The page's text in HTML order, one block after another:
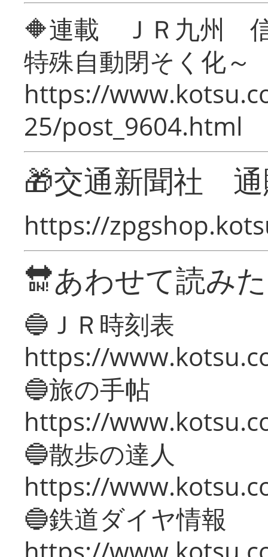
🔶連載 ＪＲ九州 信
特殊自動閉そく化～
https://
25/post_9604.html
🎁交通新聞社
https://
🔛あわせて読み
🔵ＪＲ時刻表
https://
🔵旅の手帖
https://
🔵散歩の達人
https://
🔵鉄道ダイヤ情報